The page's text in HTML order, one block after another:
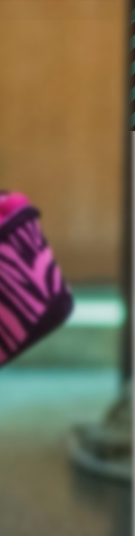
in